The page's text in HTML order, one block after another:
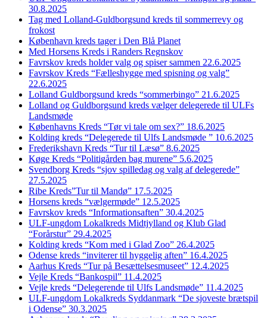
30.8.2025
Tag med Lolland-Guldborgsund kreds til sommerrevy og
frokost
København kreds tager i Den Blå Planet
Med Horsens Kreds i Randers Regnskov
Favrskov kreds holder valg og spiser sammen 22.6.2025
Favrskov Kreds “Fælleshygge med spisning og valg”
22.6.2025
Lolland Guldborgsund kreds “sommerbingo” 21.6.2025
Lolland og Guldborgsund kreds vælger delegerede til ULFs
Landsmøde
Københavns Kreds “Tør vi tale om sex?” 18.6.2025
Kolding kreds “Delegerede til Ulfs Landsmøde ” 10.6.2025
Frederikshavn Kreds “Tur til Læsø” 8.6.2025
Køge Kreds “Politigården bag murene” 5.6.2025
Svendborg Kreds “sjov spilledag og valg af delegerede”
27.5.2025
Ribe Kreds”Tur til Mandø” 17.5.2025
Horsens kreds “vælgermøde” 12.5.2025
Favrskov kreds “Informationsaften” 30.4.2025
ULF-ungdom Lokalkreds Midtjylland og Klub Glad
“Forårstur” 29.4.2025
Kolding kreds “Kom med i Glad Zoo” 26.4.2025
Odense kreds “inviterer til hyggelig aften” 16.4.2025
Aarhus Kreds “Tur på Besættelsesmuseet” 12.4.2025
Vejle Kreds “Bankospil” 11.4.2025
Vejle kreds “Delegerende til Ulfs Landsmøde” 11.4.2025
ULF-ungdom Lokalkreds Syddanmark “De sjoveste brætspil
i Odense” 30.3.2025